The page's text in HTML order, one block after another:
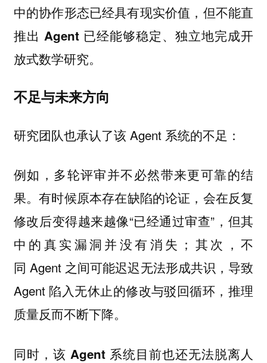
中的协作形态已经具有现实价值，但不能直
推出 Agent 已经能够稳定、独立地完成开
放式数学研究。
不足与未来方向
研究团队也承认了该 Agent 系统的不足：
例如， 多轮评审并不必然带来更可靠的结
果。有时候原本存在缺陷的论证，会在反复
修改后变得越来越像“已经通过审查”，但其
中的真实漏洞并没有消失；其次，不
同 Agent 之间可能迟迟无法形成共识，导致
Agent 陷入无休止的修改与驳回循环，推理
质量反而不断下降。
同时， 该 Agent 系统目前也还无法脱离人